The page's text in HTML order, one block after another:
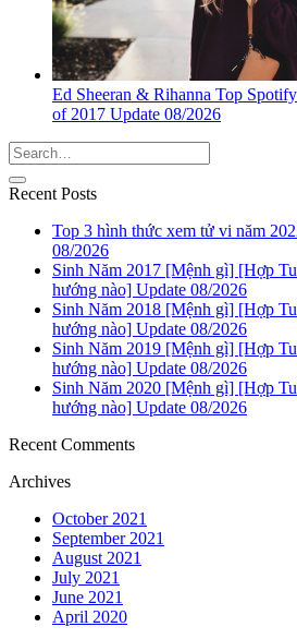
Ed Sheeran & Rihanna Top
of 2017 Update 08/2026
Recent Posts
Top 3 hình thức xem tử vi năm
08/2026
Sinh Năm 2017 [Mệnh gì] [Hợp
hướng nào] Update 08/2026
Sinh Năm 2018 [Mệnh gì] [Hợp
hướng nào] Update 08/2026
Sinh Năm 2019 [Mệnh gì] [Hợp
hướng nào] Update 08/2026
Sinh Năm 2020 [Mệnh gì] [Hợp
hướng nào] Update 08/2026
Recent Comments
Archives
October 2021
September 2021
August 2021
July 2021
June 2021
April 2020